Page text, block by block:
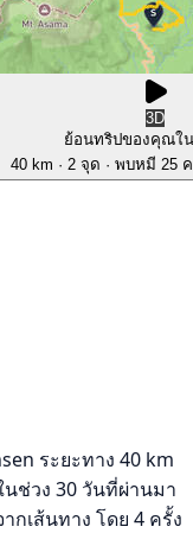
3D
ย้อนทริปของคุณใ
40 km · 2 จุด · พบหมี 25
ระยะทาง 40 km
ช่วง 30 วันที่ผ่านมา
กเส้นทาง โดย 4 ครั้ง